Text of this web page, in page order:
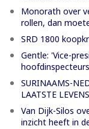
Monorath over
rollen, dan
SRD 1800
Gentle: 'Vice-
SURINAAMS-
LAATSTE
Van Dijk-Silos
inzicht heeft in